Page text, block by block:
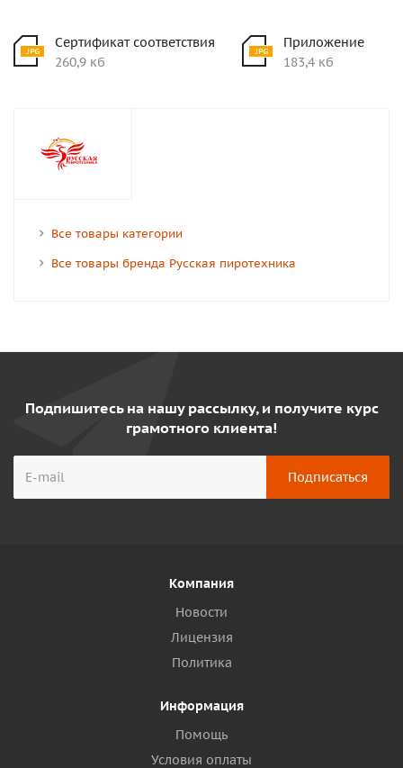
Сертификат соответствия
260,9 кб
Приложение
183,4 кб
Все товары категории
Все товары бренда Русская пиротехника
Подпишитесь на нашу рассылку, и получите курс
грамотного клиента!
Компания
Новости
Лицензия
Политика
Информация
Помощь
Условия оплаты